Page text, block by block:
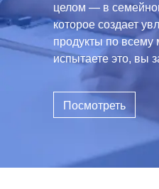
целом — в
которое создает
продукты по всему
испытаете это, вы
Посмотреть